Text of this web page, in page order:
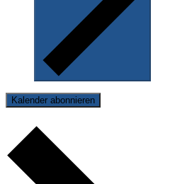
Kalender abonnieren